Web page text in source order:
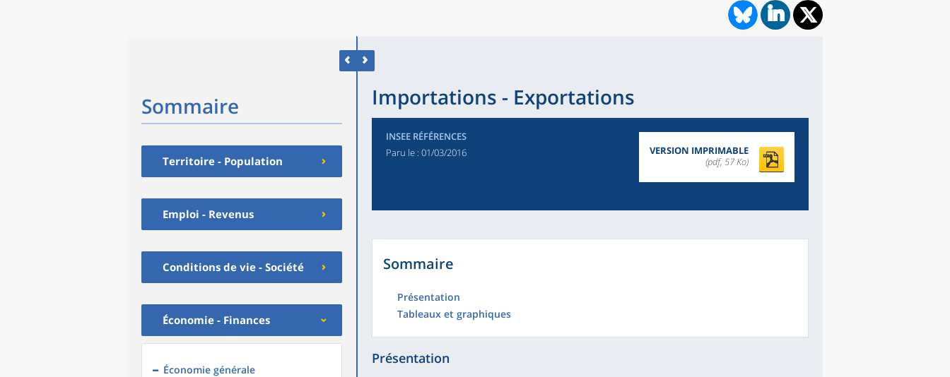
Sommaire
Territoire - Population
Emploi - Revenus
Conditions de vie - Société
Économie - Finances
Économie générale
Importations - Exportations
INSEE RÉFÉRENCES
Paru le : 01/03/2016
VERSION IMPRIMABLE
(pdf, 57 Ko)
Sommaire
Présentation
Tableaux et graphiques
Présentation